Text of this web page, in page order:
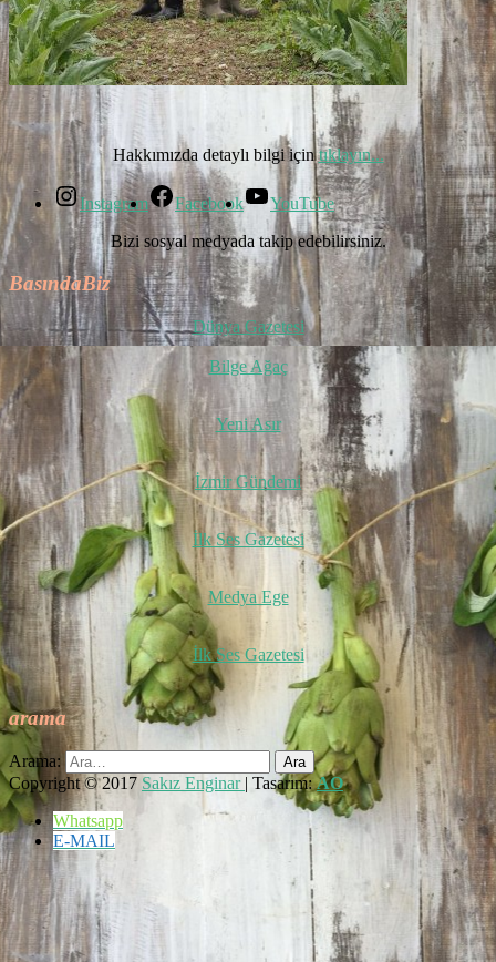
Hakkımızda detaylı bilgi içintıklayın...
Instagram Facebook
YouTube
Bizi sosyal medyada takip edebilirsiniz.
BasındaBiz
Dünya Gazetesi
Bilge Ağaç
Yeni Asır
İzmir Gündemi
İlk Ses Gazetesi
Medya Ege
İlk Ses Gazetesi
arama
Arama:
Copyright © 2017 Sakız Enginar | Tasarım:AO
Whatsapp
E-MAIL